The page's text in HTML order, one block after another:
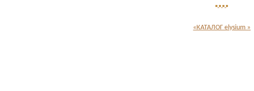
«КАТАЛОГ elysium »